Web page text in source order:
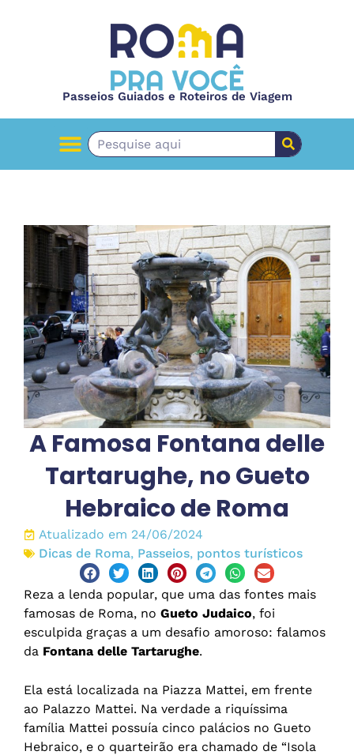
Passeios Guiados e Roteiros de Viagem
A Famosa Fontana delle
Tartarughe, no Gueto
Hebraico de Roma
Atualizado em 24/06/2024
Dicas de Roma, Passeios, pontos turísticos
Reza a lenda popular, que uma das fontes mais
famosas de Roma, no Gueto Judaico, foi
esculpida graças a um desafio amoroso: falamos
da Fontana delle Tartarughe.
Ela está localizada na Piazza Mattei, em frente
ao Palazzo Mattei. Na verdade a riquíssima
família Mattei possuía cinco palácios no Gueto
Hebraico, e o quarteirão era chamado de “Isola